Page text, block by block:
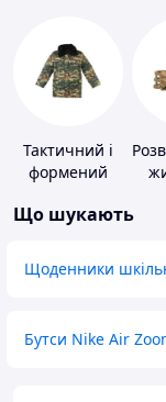
Тактичний і
формений
Що шукають
Щоденники
Бутси Nike Air